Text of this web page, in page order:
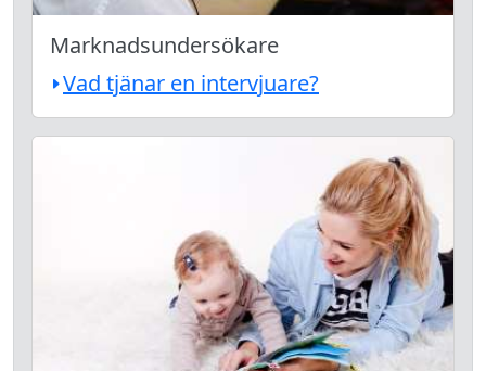
Marknadsundersökare
Vad tjänar en intervjuare?